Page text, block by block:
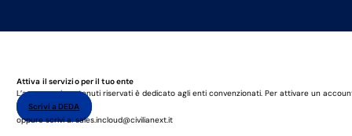
Attiva il servizio per il tuo ente
L’accesso ai contenuti riservati è dedicato agli enti convenzionati. Per attivare un
Scrivi a DEDA
oppure scrivi a: sales.incloud@civilianext.it